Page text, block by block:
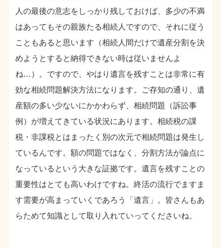
人の最後の意志をしっかり残しておけば、多少の不満
はあってもその親族たる相続人ですので、それに従う
こともあると思います（相続人間だけで遺産分割を決
めようとすると納得できない時は従いませんよ
ね…）。ですので、やはり遺言を残すことは非常に有
効な相続問題解決方法になります。ご存知の通り、遺
産額の多い少ないにかかわらず、相続問題（訴訟事
例）が増えてきている状況にあります。相続税の課
税・非課税とはまったく別の次元で相続問題は発生し
ているんです。額の問題ではなく、分割方法が論点に
なっているという大きな証拠です。遺言を残すことの
重要性はとても高いわけですね。終活の流行でますま
す需要が高まっていくであろう「遺言」。皆さんもあ
らためて知識として取り入れていってくださいね。